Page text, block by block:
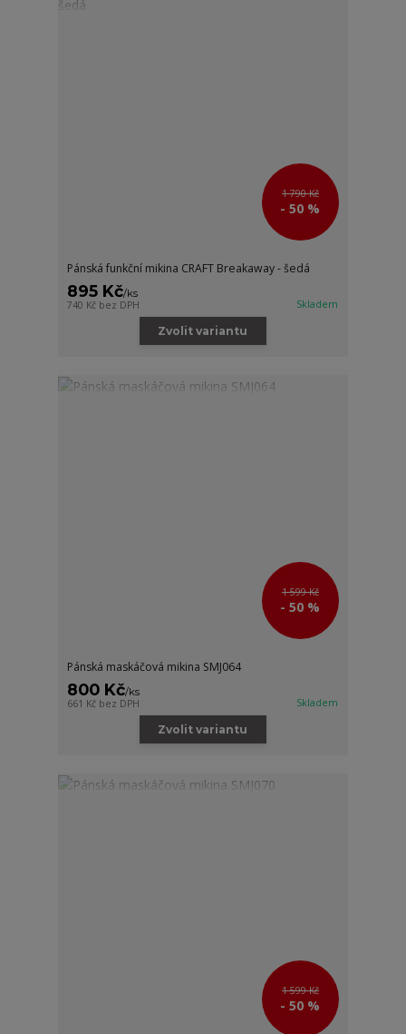
1 790 Kč
- 50 %
Pánská funkční mikina CRAFT Breakaway - šedá
895 Kč/ks
740 Kč bez DPH Skladem
Zvolit variantu
1 599 Kč
- 50 %
Pánská maskáčová mikina SMJ064
800 Kč/ks
661 Kč bez DPH Skladem
Zvolit variantu
1 599 Kč
- 50 %